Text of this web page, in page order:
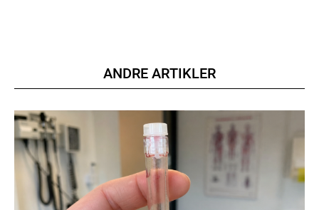
ANDRE ARTIKLER